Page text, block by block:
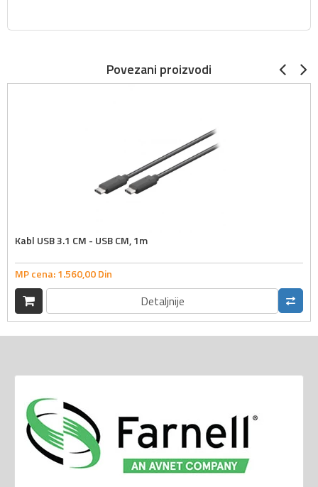
Povezani proizvodi
Kabl USB 3.1 CM - USB CM, 1m
MP cena:1.560,00Din
Detaljnije